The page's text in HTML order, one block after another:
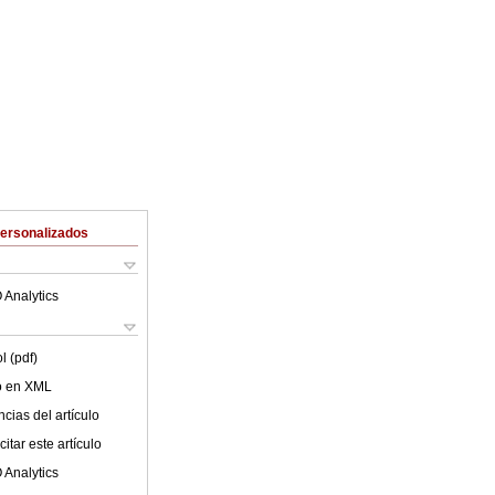
Analytics
(pdf)
en XML
del artículo
este artículo
Analytics